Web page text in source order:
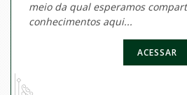
meio da qual esperamos
conhecimentos aqui...
ACESSAR